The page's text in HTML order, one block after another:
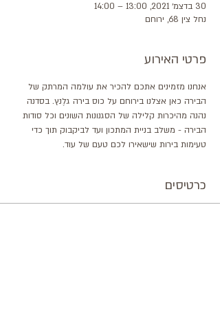
30 בדצמ׳ 2021, 13:00 – 14:00
נחל צין 68, ירוחם
פרטי האירוע
אנחנו מזמינים אתכם להכיר את עולמה המרתק של
הבירה כאן אצלנו בירוחם על כוס בירה גלֶנץ. בסדנה
נהנה מהיכרות קלילה של הסגנונות השונים וכל סודות
הבירה - משלב בניית המתכון ועד לביקבוק תוך כדי
טעימות בירות שישאירו לכם טעם של עוד.
כרטיסים